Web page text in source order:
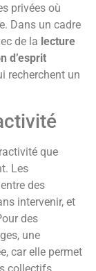
privées où
Dans un cadre
de la lecture
d’esprit
recherchent un
que
Les
des
intervenir, et
des
une
car elle permet